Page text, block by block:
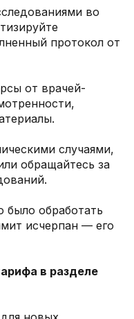
во
протокол от
от врачей-
случаями,
обращайтесь за
обработать
исчерпан — его
в разделе